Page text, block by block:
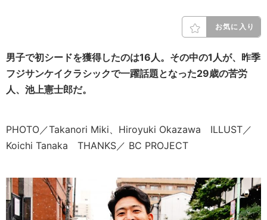
お気に入り
男子で初シードを獲得したのは16人。その中の1人が、昨季
フジサンケイクラシックで一躍話題となった29歳の苦労
人、池上憲士郎だ。
PHOTO／Takanori Miki、Hiroyuki Okazawa ILLUST／
Koichi Tanaka THANKS／ BC PROJECT